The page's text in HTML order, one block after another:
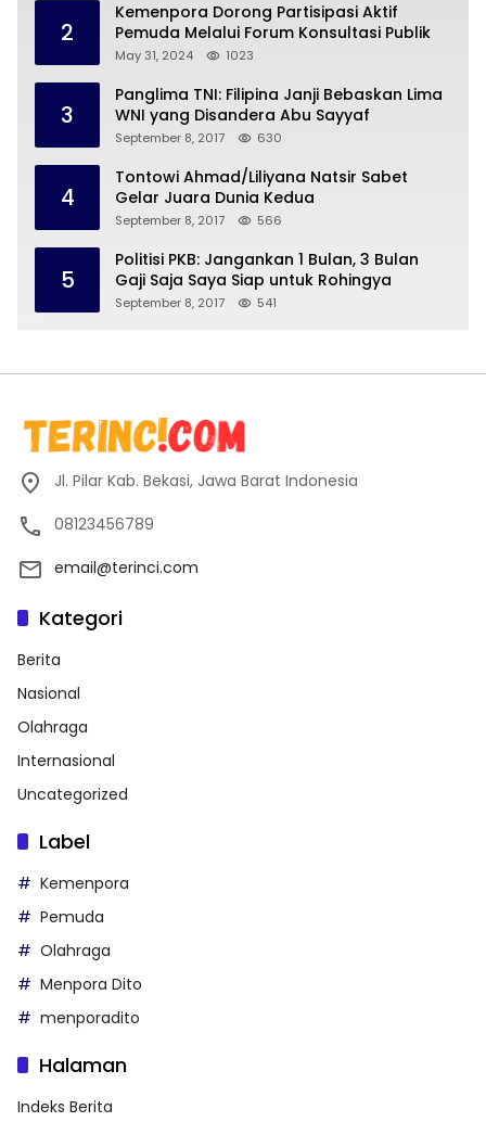
2
Kemenpora Dorong Partisipasi Aktif
Pemuda Melalui Forum Konsultasi Publik
May 31, 2024 1023
3
Panglima TNI: Filipina Janji Bebaskan Lima
WNI yang Disandera Abu Sayyaf
September 8, 2017 630
4
Tontowi Ahmad/Liliyana Natsir Sabet
Gelar Juara Dunia Kedua
September 8, 2017 566
5
Politisi PKB: Jangankan 1 Bulan, 3 Bulan
Gaji Saja Saya Siap untuk Rohingya
September 8, 2017 541
Jl. Pilar Kab. Bekasi, Jawa Barat Indonesia
08123456789
email@terinci.com
Kategori
Berita
Nasional
Olahraga
Internasional
Uncategorized
Label
Kemenpora
Pemuda
Olahraga
Menpora Dito
menporadito
Halaman
Indeks Berita